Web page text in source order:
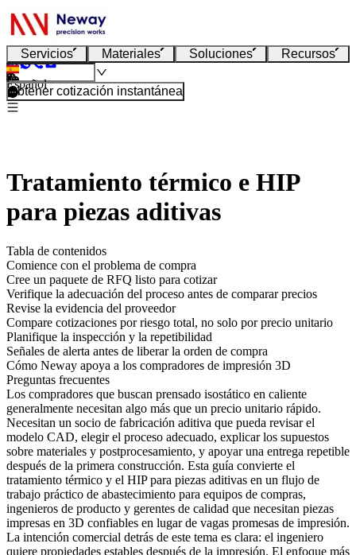
Servicios Materiales Soluciones Recursos
Español
Obtener cotización instantánea
Tratamiento térmico e HIP
para piezas aditivas
Tabla de contenidos
Comience con el problema de compra
Cree un paquete de RFQ listo para cotizar
Verifique la adecuación del proceso antes de comparar precios
Revise la evidencia del proveedor
Compare cotizaciones por riesgo total, no solo por precio unitario
Planifique la inspección y la repetibilidad
Señales de alerta antes de liberar la orden de compra
Cómo Neway apoya a los compradores de impresión 3D
Preguntas frecuentes
Los compradores que buscan prensado isostático en caliente
generalmente necesitan algo más que un precio unitario rápido.
Necesitan un socio de fabricación aditiva que pueda revisar el
modelo CAD, elegir el proceso adecuado, explicar los supuestos
sobre materiales y postprocesamiento, y apoyar una entrega repetible
después de la primera construcción. Esta guía convierte el
tratamiento térmico y el HIP para piezas aditivas en un flujo de
trabajo práctico de abastecimiento para equipos de compras,
ingenieros de producto y gerentes de calidad que necesitan piezas
impresas en 3D confiables en lugar de vagas promesas de impresión.
La intención comercial detrás de este tema es clara: el ingeniero
quiere propiedades estables después de la impresión. El enfoque más